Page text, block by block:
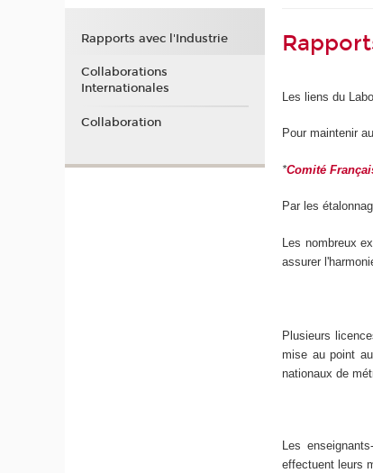
Les liens du
Pour maintenir
*Comité
Par les
Les nombreux
assurer
Plusieurs
mise au point
nationaux de
Les
effectuent leurs
Rapports avec l'Industrie
Collaborations
Internationales
Collaboration